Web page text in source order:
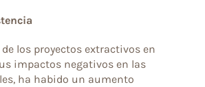
los proyectos extractivos en
impactos negativos en las
ha habido un aumento